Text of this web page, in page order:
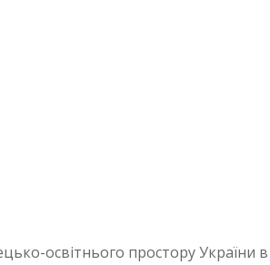
освітнього простору України